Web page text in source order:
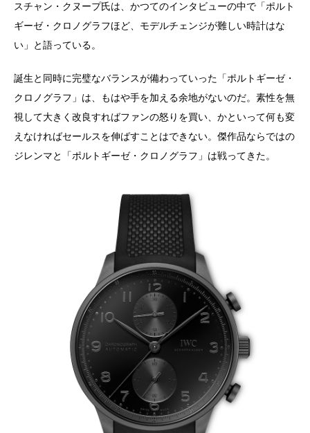
スチャン・クヌープ氏は、かつてのインタビューの中で「ポルト
ギーゼ・クロノグラフほど、モデルチェンジが難しい時計はな
い」と語っている。
誕生と同時に完璧なバランスが備わっていった「ポルトギーゼ・
クロノグラフ」は、もはや手を加える余地がないのだ。素性を無
視して大きく改良すればファンの怒りを買い、かといって何も変
えなければセールスを伸ばすことはできない。傑作品ならではの
ジレンマと「ポルトギーゼ・クロノグラフ」は戦ってきた。